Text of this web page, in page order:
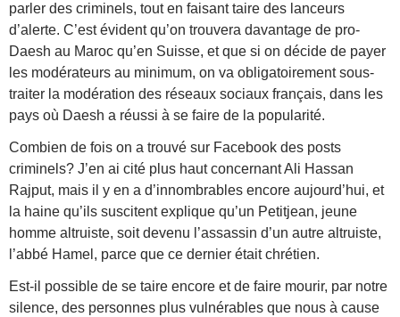
parler des criminels, tout en faisant taire des lanceurs
d’alerte. C’est évident qu’on trouvera davantage de pro-
Daesh au Maroc qu’en Suisse, et que si on décide de payer
les modérateurs au minimum, on va obligatoirement sous-
traiter la modération des réseaux sociaux français, dans les
pays où Daesh a réussi à se faire de la popularité.
Combien de fois on a trouvé sur Facebook des posts
criminels? J’en ai cité plus haut concernant Ali Hassan
Rajput, mais il y en a d’innombrables encore aujourd’hui, et
la haine qu’ils suscitent explique qu’un Petitjean, jeune
homme altruiste, soit devenu l’assassin d’un autre altruiste,
l’abbé Hamel, parce que ce dernier était chrétien.
Est-il possible de se taire encore et de faire mourir, par notre
silence, des personnes plus vulnérables que nous à cause